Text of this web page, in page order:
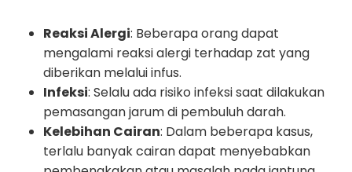
Reaksi Alergi: Beberapa orang dapat
mengalami reaksi alergi terhadap zat yang
diberikan melalui infus.
Infeksi: Selalu ada risiko infeksi saat dilakukan
pemasangan jarum di pembuluh darah.
Kelebihan Cairan: Dalam beberapa kasus,
terlalu banyak cairan dapat menyebabkan